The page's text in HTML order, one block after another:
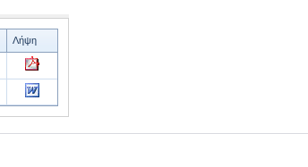
Λήψη